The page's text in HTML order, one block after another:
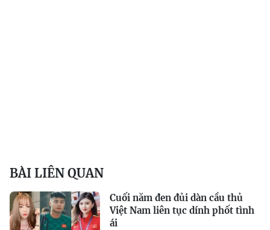
BÀI LIÊN QUAN
Cuối năm đen đủi dàn cầu thủ
Việt Nam liên tục dính phốt tình
ái